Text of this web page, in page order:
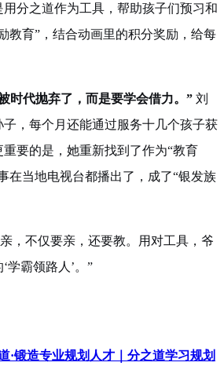
分之道作为工具，帮助孩子们预习和
教育”，结合动画里的积分奖励，给每
时代抛弃了，而是要学会借力。” 刘
，每个月还能通过服务十几个孩子获
要的是，她重新找到了作为“教育
在当地电视台都播出了，成了“银发族
，不仅要亲，还要教。用对工具，爷
学霸领路人’。”
·锻造专业规划人才｜分之道学习规划